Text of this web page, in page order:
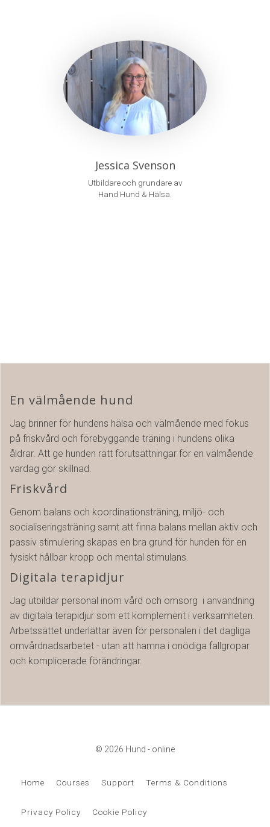
Jessica Svenson
Utbildare och grundare av
Hand Hund & Hälsa.
En välmående hund
Jag brinner för hundens hälsa och välmående med fokus
på friskvård och förebyggande träning i hundens olika
åldrar. Att ge hunden rätt förutsättningar för en välmående
vardag gör skillnad.
Friskvård
Genom balans och koordinationsträning, miljö- och
socialiseringsträning samt att finna balans mellan aktiv och
passiv stimulering skapas en bra grund för hunden för en
fysiskt hållbar kropp och mental stimulans.
Digitala terapidjur
Jag utbildar personal inom vård och omsorg i användning
av digitala terapidjur som ett komplement i verksamheten.
Arbetssättet underlättar även för personalen i det dagliga
omvårdnadsarbetet - utan att hamna i onödiga fallgropar
och komplicerade förändringar.
© 2026 Hund - online
Home Courses Support Terms & Conditions
Privacy Policy Cookie Policy